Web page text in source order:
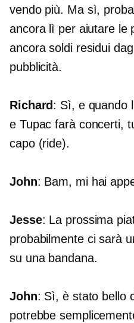
vendo più. Ma sì,
ancora lì per aiutare le
ancora soldi residui
pubblicità.
Richard: Sì, e quando
e Tupac farà concerti,
capo (ride).
John: Bam, mi hai
Jesse: La prossima
probabilmente ci sarà
su una bandana.
John: Sì, è stato bello
potrebbe